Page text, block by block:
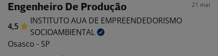
Engenheiro De Produção 21 mai
4,5
INSTITUTO AUA DE EMPREENDEDORISMO
SOCIOAMBIENTAL
Osasco - SP